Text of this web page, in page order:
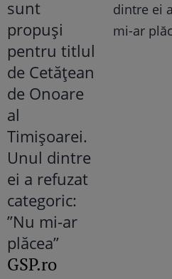
dintre ei
mi-ar
GSP.ro